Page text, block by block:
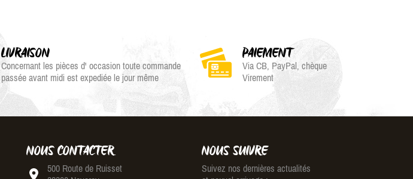
LIVRAISON
Concernant les pièces d' occasion toute commande
passée avant midi est expediée le jour même
PAIEMENT
Via CB, PayPal, chèque
Virement
NOUS CONTACTER
500 Route de Ruisset
NOUS SUIVRE
Suivez nos dernières actualités